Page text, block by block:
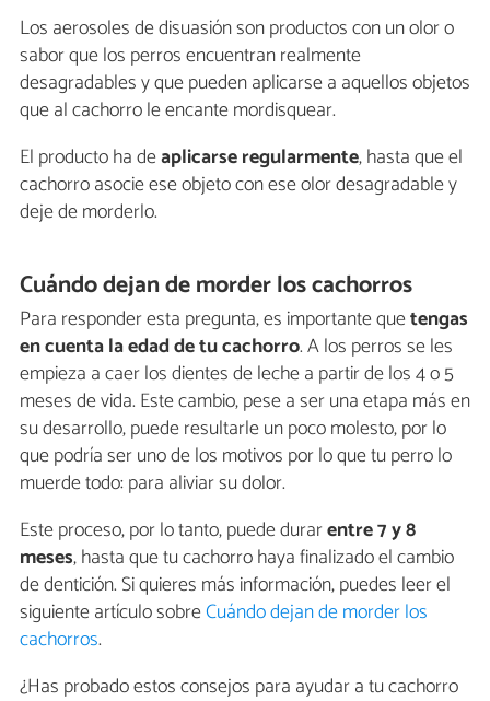
Los aerosoles de disuasión son productos con un olor o
sabor que los perros encuentran realmente
desagradables y que pueden aplicarse a aquellos objetos
que al cachorro le encante mordisquear.
El producto ha deaplicarse regularmente, hasta que el
cachorro asocie ese objeto con ese olor desagradable​ ​y​ ​
deje​ ​de​ ​morderlo.
Cuándo dejan de morder los cachorros
Para responder esta pregunta, es importante quetengas
en cuenta la edad de tu cachorro. A los perros se les
empieza a caer los dientes de leche a partir de los 4 o 5
meses de vida. Este cambio, pese a ser una etapa más en
su desarrollo, puede resultarle un poco molesto, por lo
que podría ser uno de los motivos por lo que tu perro lo
muerde todo: para aliviar su dolor.
Este proceso, por lo tanto, puede durarentre 7 y 8
meses, hasta que tu cachorro haya finalizado el cambio
de dentición. Si quieres más información, puedes leer el
siguiente artículo sobreCuándo dejan de morder los
cachorros.
¿Has probado estos consejos para ayudar a tu cachorro